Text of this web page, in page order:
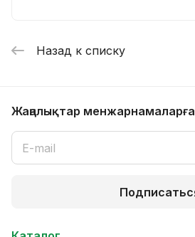
Назад к списку
Жаңалықтар мен